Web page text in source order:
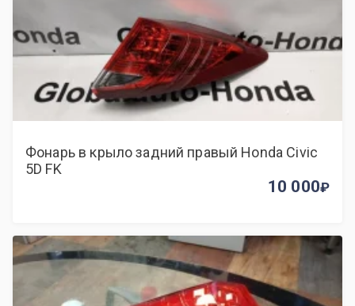
Фонарь в крыло задний правый Honda Civic
5D FK
10 000